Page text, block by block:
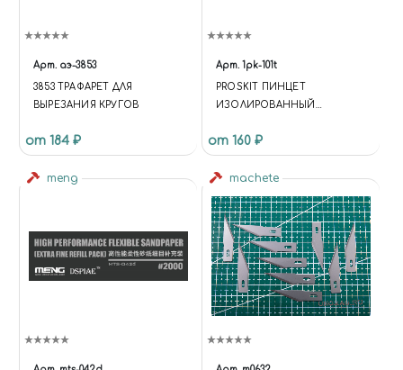
Арт. аэ-3853
3853 ТРАФАРЕТ ДЛЯ
ВЫРЕЗАНИЯ КРУГОВ
от 184 ₽
Арт. 1pk-101t
PROSKIT ПИНЦЕТ
ИЗОЛИРОВАННЫЙ
от 160 ₽
meng machete